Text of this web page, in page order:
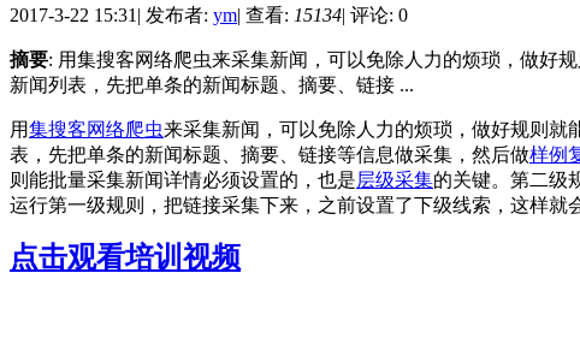
2017-3-22 15:31 | 发布者: ym| 查看: 15134| 评论: 0
摘要: 用集搜客网络爬虫来采集新闻，可以免除人力的烦琐，做好
新闻列表，先把单条的新闻标题、摘要、链接 ...
用集搜客网络爬虫来采集新闻，可以免除人力的烦琐，做好规则就
表，先把单条的新闻标题、摘要、链接等信息做采集，然后做样例
则能批量采集新闻详情必须设置的，也是层级采集的关键。第二级
运行第一级规则，把链接采集下来，之前设置了下级线索，这样
点击观看培训视频